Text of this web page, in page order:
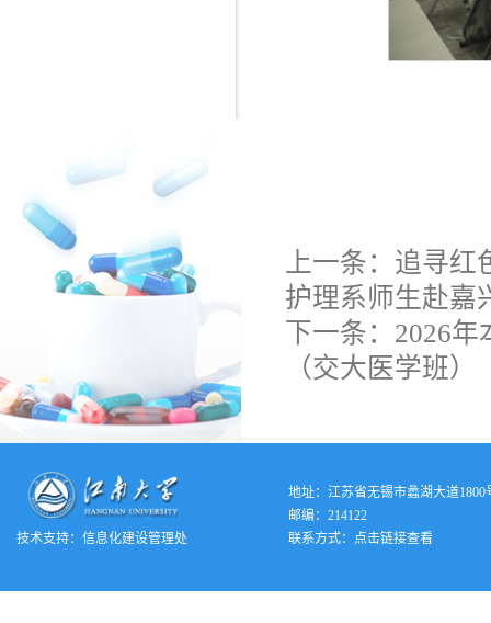
上一条： 追寻红
护理系师生赴嘉
下一条： 2026
（交大医学班）
技术支持： 信息化建设管理处
地址：江苏省无锡市蠡湖大道1800
邮编：214122
联系方式：
点击链接查看